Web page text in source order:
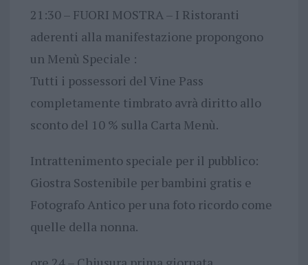
21:30 – FUORI MOSTRA – I Ristoranti
aderenti alla manifestazione propongono
un Menù Speciale :
Tutti i possessori del Vine Pass
completamente timbrato avrà diritto allo
sconto del 10 % sulla Carta Menù.
Intrattenimento speciale per il pubblico:
Giostra Sostenibile per bambini gratis e
Fotografo Antico per una foto ricordo come
quelle della nonna.